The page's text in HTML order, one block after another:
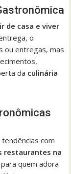
de casa e viver
o
ou entregas, mas
da culinária
com
restaurantes na
quem adora